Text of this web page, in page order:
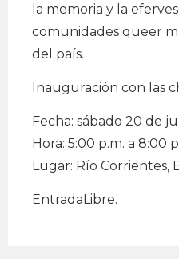
la memoria y la
comunidades queer
del país.
Inauguración con las
Fecha: sábado 20 de
Hora: 5:00 p.m. a 8:00
Lugar: Río Corrientes,
EntradaLibre.